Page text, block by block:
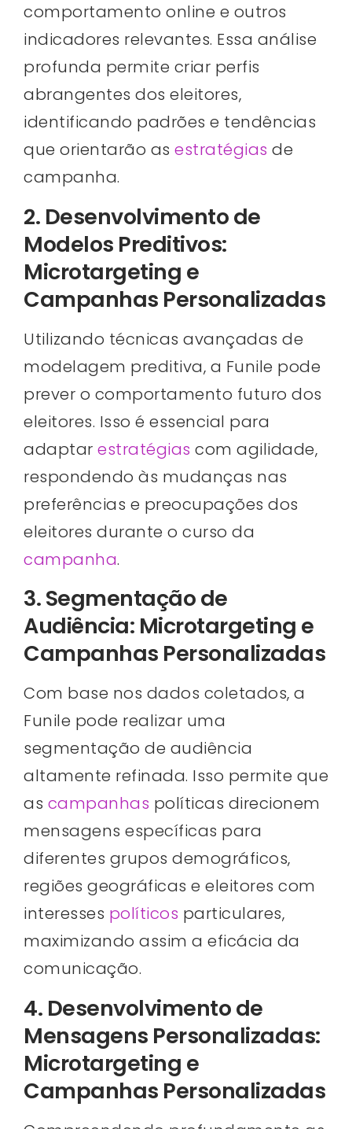
comportamento online e outros
indicadores relevantes. Essa análise
profunda permite criar perfis
abrangentes dos eleitores,
identificando padrões e tendências
que orientarão as estratégias de
campanha.
2. Desenvolvimento de
Modelos Preditivos:
Microtargeting e
Campanhas Personalizadas
Utilizando técnicas avançadas de
modelagem preditiva, a Funile pode
prever o comportamento futuro dos
eleitores. Isso é essencial para
adaptar estratégias com agilidade,
respondendo às mudanças nas
preferências e preocupações dos
eleitores durante o curso da
campanha.
3. Segmentação de
Audiência: Microtargeting e
Campanhas Personalizadas
Com base nos dados coletados, a
Funile pode realizar uma
segmentação de audiência
altamente refinada. Isso permite que
as campanhas políticas direcionem
mensagens específicas para
diferentes grupos demográficos,
regiões geográficas e eleitores com
interesses políticos particulares,
maximizando assim a eficácia da
comunicação.
4. Desenvolvimento de
Mensagens Personalizadas:
Microtargeting e
Campanhas Personalizadas